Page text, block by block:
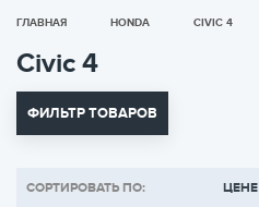
ГЛАВНАЯ HONDA CIVIC 4
Civic 4
ФИЛЬТР ТОВАРОВ
СОРТИРОВАТЬ ПО: ЦЕНЕ